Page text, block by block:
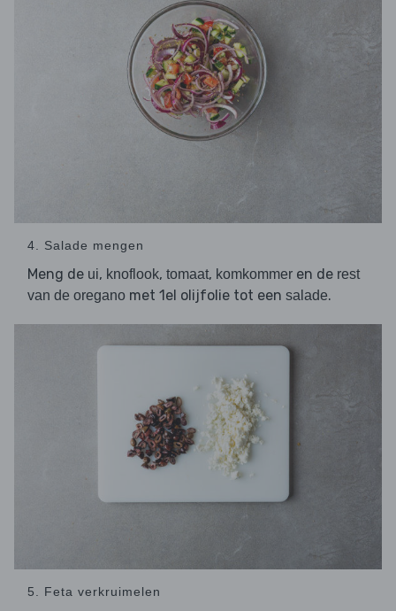
4. Salade mengen
Meng de ui, knoflook, tomaat, komkommer en de rest
van de oregano met 1el olijfolie tot een salade.
5. Feta verkruimelen